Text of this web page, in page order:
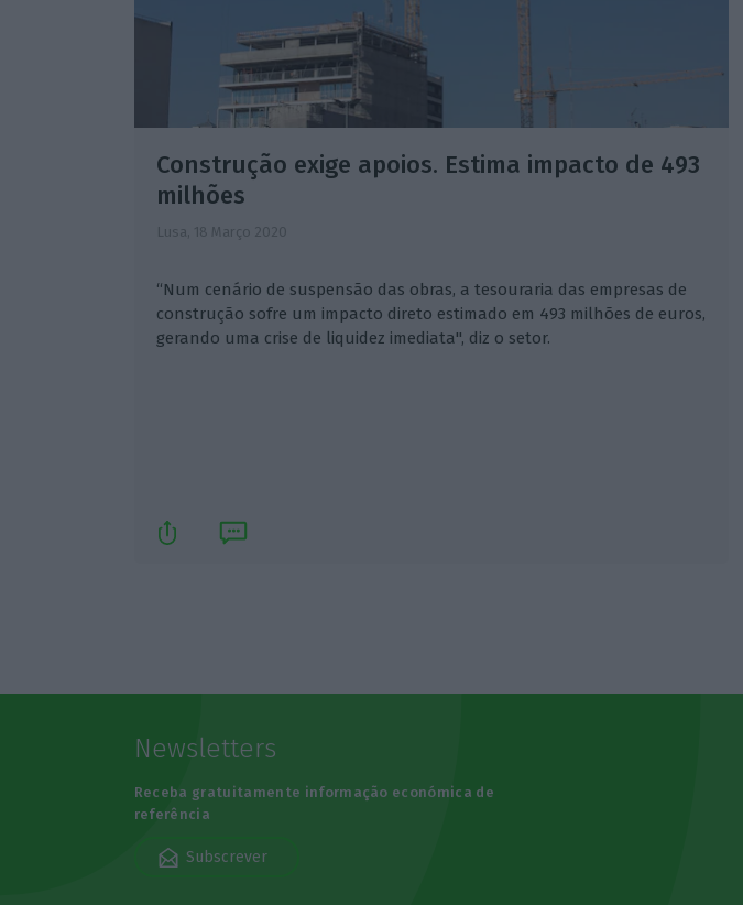
Construção exige apoios. Estima impacto de 493
milhões
Lusa, 18 Março 2020
“Num cenário de suspensão das obras, a tesouraria das empresas de
construção sofre um impacto direto estimado em 493 milhões de euros,
gerando uma crise de liquidez imediata", diz o setor.
Newsletters
Receba gratuitamente informação económica de
referência
Subscrever